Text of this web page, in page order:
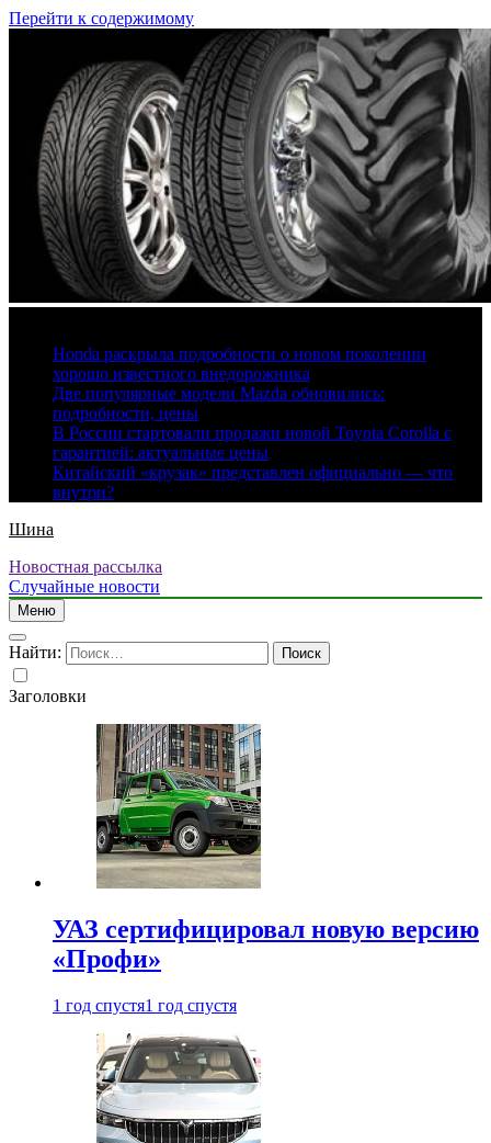
Перейти к содержимому
Honda раскрыла подробности о новом поколении
хорошо известного внедорожника
Две популярные модели Mazda обновились:
подробности, цены
В России стартовали продажи новой Toyota Corolla с
гарантией: актуальные цены
Китайский «крузак» представлен официально — что
внутри?
Шина
Новостная рассылка
Случайные новости
Меню
Найти:
Заголовки
УАЗ сертифицировал новую версию
«Профи»
1 год спустя1 год спустя